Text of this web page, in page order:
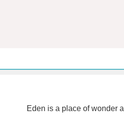
Eden is a place of wonder